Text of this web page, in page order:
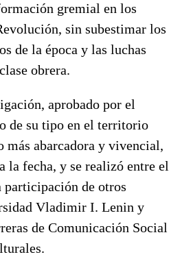
gremial en los
sin subestimar los
de la época y las luchas
obrera.
aprobado por el
de su tipo en el territorio
más abarcadora y vivencial,
la fecha, y se realizó entre el
participación de otros
Vladimir I. Lenin y
de Comunicación Social